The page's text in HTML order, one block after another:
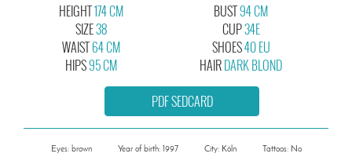
HEIGHT174 CM
SIZE38
BUST94 CM
CUP34E
WAIST64 CM
HIPS95 CM
SHOES40 EU
HAIRDARK BLOND
PDF SEDCARD
Eyes: brown Year of birth: 1997 City: Köln
Tattoos: No